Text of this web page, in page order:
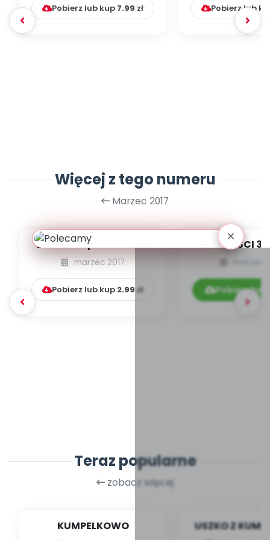
Pobierz lub kup 7.99 zł Pobierz lub
Więcej z tego numeru
Marzec 2017
Ziemia - opowiadanie
marzec 2017
Pobierz lub kup 2.99 zł
SPIS TREŚCI
Pobierz
Teraz popularne
zobacz więcej
KUMPELKOWO USZKO Z